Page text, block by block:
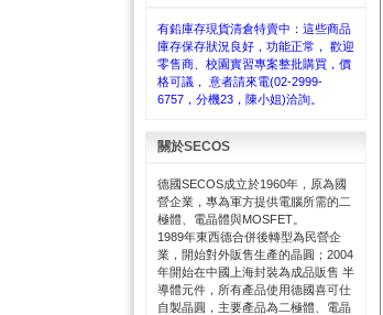
有鉛庫存現貨清倉特賣中：這些商品
庫存保存狀況良好，功能正常， 歡迎
零售商、校園實習專案整批購買，價
格可議， 意者請來電(02-2999-
6757，分機23，陳小姐)洽詢。
關於SECOS
德國SECOS成立於1960年，原為國
營企業，專為軍方提供電腦所需的二
極體、電晶體與MOSFET。
1989年東西德合併後轉型為民營企
業，開始對外販售生產的晶圓；2004
年開始在中國上海封裝為成品販售 半
導體元件，所有產品使用德國喜可仕
自製晶圓，主要產品為二極體、電晶